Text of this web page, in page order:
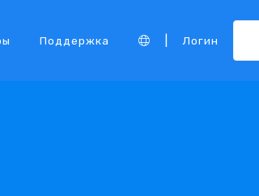
Поддержка Логин